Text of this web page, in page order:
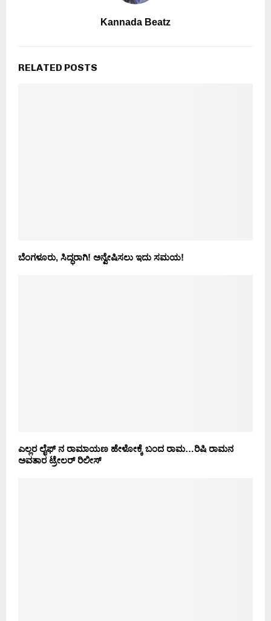
Kannada Beatz
RELATED POSTS
ಬೆಂಗಳೂರು, ಸಿದ್ಧರಾಗಿ! ಅನ್ವೇಷಿಸಲು ಇದು ಸಮಯ!
ಎಲ್ಲರ ಲೈಫ್ ನ ರಾಮಾಯಣ ಹೇಳೋಕ್ಕೆ ಬಂದ ರಾಮ…ರಿಷಿ ರಾಮನ
ಅವತಾರ ಟ್ರೇಲರ್ ರಿಲೀಸ್